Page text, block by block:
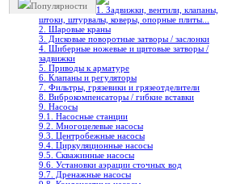
Популярности
1. Задвижки, вентили, клапаны,
штоки, штурвалы, коверы, опорные плиты...
2. Шаровые краны
3. Дисковые поворотные затворы / заслонки
4. Шиберные ножевые и щитовые затворы /
задвижки
5. Приводы к арматуре
6. Клапаны и регуляторы
7. Фильтры, грязевики и грязеотделители
8. Виброкомпенсаторы / гибкие вставки
9. Насосы
9.1. Насосные станции
9.2. Многоцелевые насосы
9.3. Центробежные насосы
9.4. Циркуляционные насосы
9.5. Скважинные насосы
9.6. Установки аэрации сточных вод
9.7. Дренажные насосы